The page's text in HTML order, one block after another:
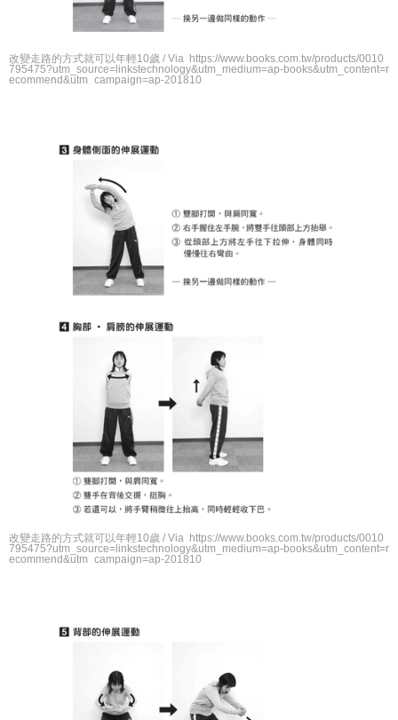
改變走路的方式就可以年輕10歲 / Via https://www.books.com.tw/products/0010
795475?utm_source=linkstechnology&utm_medium=ap-books&utm_content=r
ecommend&utm_campaign=ap-201810
改變走路的方式就可以年輕10歲 / Via https://www.books.com.tw/products/0010
795475?utm_source=linkstechnology&utm_medium=ap-books&utm_content=r
ecommend&utm_campaign=ap-201810